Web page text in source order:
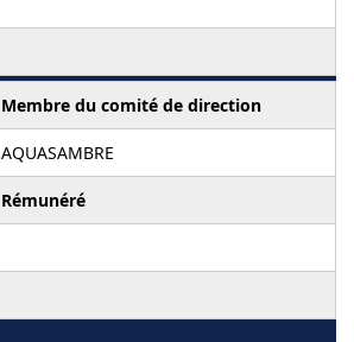
Membre du comité de direction
AQUASAMBRE
Rémunéré